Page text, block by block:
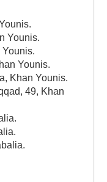
Younis.
Younis.
Khan Younis.
49, Khan